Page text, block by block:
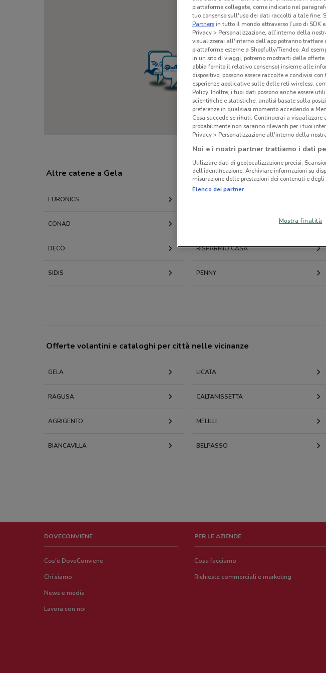
Hai trovato informazioni mancanti o errate su un negozio?
Altre catene a Gela
EURONICS
CONAD
DECÒ RISPARMIO CASA
SIDIS PENNY
Offerte volantini e cataloghi per città nelle vicinanze
GELA LICATA
RAGUSA CALTANISSETTA
AGRIGENTO MELILLI
BIANCAVILLA BELPASSO
DOVECONVIENE
Cos'è DoveConviene
Chi siamo
News e media
Lavora con noi
PER LE AZIENDE
Cosa facciamo
Richieste commerciali e marketing
piattaforme collegate, come indicato nel
tuo consenso sull'uso dei dati raccolti a tale fine.
Partnersin tutto il mondo attraverso l’uso di SDK
Privacy > Personalizzazione, all’interno della
visualizzerai all'interno dell’app potranno
piattaforme esterne a Shopfully/Tiendeo. Ad
in un sito di viaggi, potremo mostrarti delle
abbia fornito il relativo consenso) insieme alle
dispositivo, possono essere raccolte e condivisi
esperienze applicative sulle delle reti wireless,
Policy. Inoltre, i tuoi dati possono anche essere
scientifiche e statistiche, analisi basate sulla
preferenze in qualsiasi momento accedendo a
Cosa succede se rifiuti: Continuerai a
probabilmente non saranno rilevanti per i tuoi
Privacy > Personalizzazione all'interno della
Noi e i nostri partner trattiamo i dati
Utilizzare dati di geolocalizzazione precisi.
dell’identificazione. Archiviare informazioni su
misurazione delle prestazioni dei contenuti e
Elenco dei partner
Mostra finalità